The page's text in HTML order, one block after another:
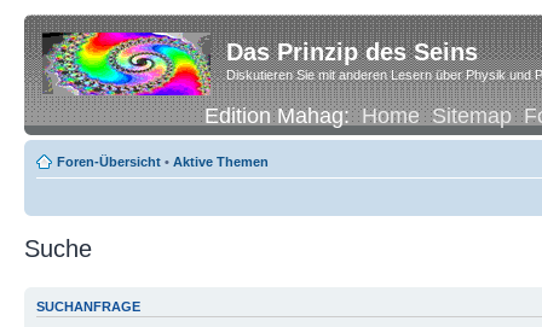
Das Prinzip des Seins
Diskutieren Sie mit anderen Lesern über Physik und
Edition Mahag:Home Sitemap
Foren-Übersicht • Aktive Themen
Suche
SUCHANFRAGE